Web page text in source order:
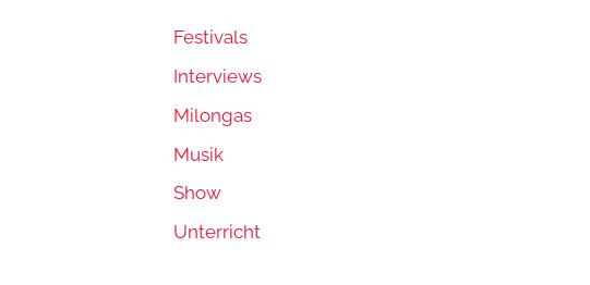
Festivals
Interviews
Milongas
Musik
Show
Unterricht